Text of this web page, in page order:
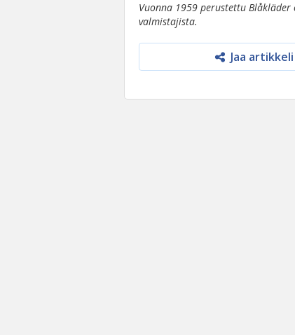
Vuonna 1959 perustettu
valmistajista.
Jaa artikkeli